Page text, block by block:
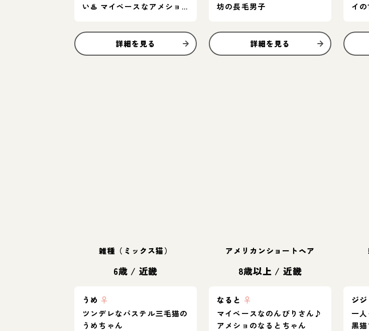
い♨️ マイペースなアメショ
詳細を見る
坊の長毛男子
詳細を見る
イ
雑種（ミックス猫）
6歳 / 近畿
うめ ♀
ツンデレなパステル三毛猫の
うめちゃん
アメリカンショートヘア
8歳以上 / 近畿
なると ♀
マイペースなのんびりさん♪
アメショのなるとちゃん
ジジ
一
黒